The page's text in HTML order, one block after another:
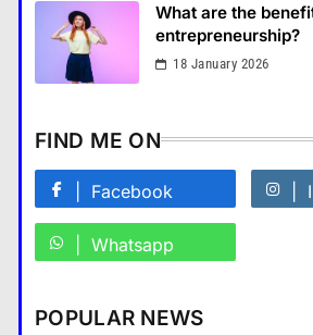
What are the
entrepreneurship?
18 January 2026
FIND ME ON
Facebook
Whatsapp
POPULAR NEWS
คำขวัญ
What are the must-
1
destinations?
2
What are the
Fashion